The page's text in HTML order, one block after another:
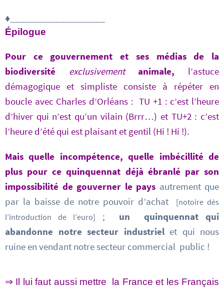
♦___________________
Épilogue
Pour ce gouvernement et ses médias de la
biodiversité exclusivement animale, l’astuce
démagogique et simpliste consiste à répéter en
boucle avec Charles d’Orléans : TU +1 : c’est l’heure
d’hiver qui n’est qu’un vilain (Brrr…) et TU+2 : c’est
l’heure d’été qui est plaisant et gentil (Hi ! Hi !).
Mais quelle incompétence, quelle imbécillité de
plus pour ce quinquennat déjà ébranlé par son
impossibilité de gouverner le pays autrement que
par la baisse de notre pouvoir d’achat
[notoire dès
l’introduction de l’euro]
; un quinquennat qui
abandonne notre secteur industrielet qui nous
ruine en vendant notre secteur commercial public !
⇒ Il lui fautaussi mettre la France et les Français